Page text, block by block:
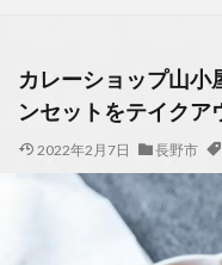
カレーショップ山小
ンセットをテイクア
2022年2月7日 長野市